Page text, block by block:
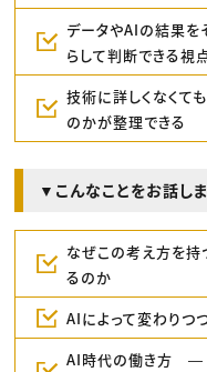
データやAIの結果を
らして判断できる視
技術に詳しくなくて
のかが整理できる
▼こんなことをお話し
なぜこの考え方を持
るのか
AIによって変わりつ
AI時代の働き方 ―